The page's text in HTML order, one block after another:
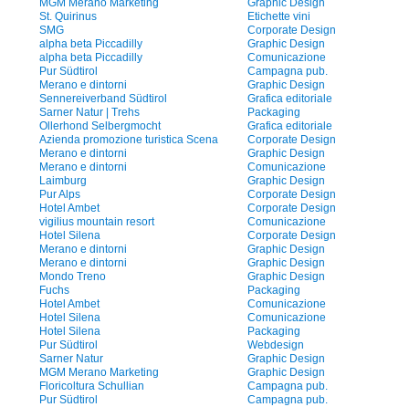
MGM Merano Marketing
Graphic Design
St. Quirinus
Etichette vini
SMG
Corporate Design
alpha beta Piccadilly
Graphic Design
alpha beta Piccadilly
Comunicazione
Pur Südtirol
Campagna pub.
Merano e dintorni
Graphic Design
Sennereiverband Südtirol
Grafica editoriale
Sarner Natur | Trehs
Packaging
Ollerhond Selbergmocht
Grafica editoriale
Azienda promozione turistica Scena
Corporate Design
Merano e dintorni
Graphic Design
Merano e dintorni
Comunicazione
Laimburg
Graphic Design
Pur Alps
Corporate Design
Hotel Ambet
Corporate Design
vigilius mountain resort
Comunicazione
Hotel Silena
Corporate Design
Merano e dintorni
Graphic Design
Merano e dintorni
Graphic Design
Mondo Treno
Graphic Design
Fuchs
Packaging
Hotel Ambet
Comunicazione
Hotel Silena
Comunicazione
Hotel Silena
Packaging
Pur Südtirol
Webdesign
Sarner Natur
Graphic Design
MGM Merano Marketing
Graphic Design
Floricoltura Schullian
Campagna pub.
Pur Südtirol
Campagna pub.